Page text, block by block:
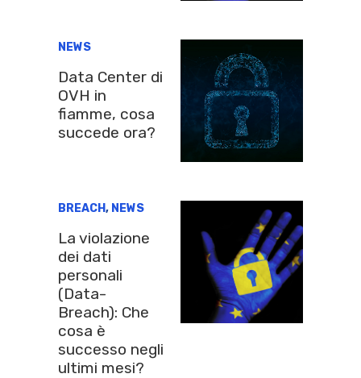
NEWS
Data Center di
OVH in
fiamme, cosa
succede ora?
BREACH, NEWS
La violazione
dei dati
personali
(Data-
Breach): Che
cosa è
successo negli
ultimi mesi?